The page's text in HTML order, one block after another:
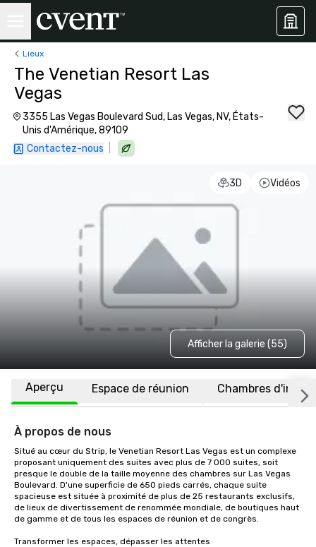
Lieux
The Venetian Resort Las
Vegas
3355 Las Vegas Boulevard Sud, Las Vegas, NV, États-
Unis d'Amérique, 89109
Contactez-nous
3D Vidéos
Afficher la galerie (55)
Aperçu Espace de réunion Chambres
À propos de nous
Situé au cœur du Strip, le Venetian Resort Las Vegas est un complexe
proposant uniquement des suites avec plus de 7 000 suites, soit
presque le double de la taille moyenne des chambres sur Las Vegas
Boulevard. D'une superficie de 650 pieds carrés, chaque suite
spacieuse est située à proximité de plus de 25 restaurants exclusifs,
de lieux de divertissement de renommée mondiale, de boutiques haut
de gamme et de tous les espaces de réunion et de congrès.
Transformer les espaces, dépasser les attentes